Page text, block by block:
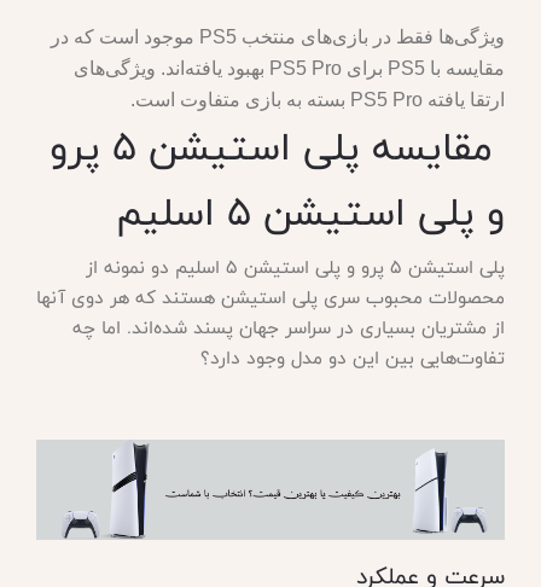
ویژگی‌ها فقط در بازی‌های منتخب PS5 موجود است که در
مقایسه با PS5 برای PS5 Pro بهبود یافته‌اند. ویژگی‌های
ارتقا یافته PS5 Pro بسته به بازی متفاوت است.
مقایسه پلی استیشن 5 پرو
و پلی استیشن 5 اسلیم
پلی استیشن 5 پرو و پلی استیشن 5 اسلیم دو نمونه از
محصولات محبوب سری پلی استیشن هستند که هر دوی آنها
از مشتریان بسیاری در سراسر جهان پسند شده‌اند. اما چه
تفاوت‌هایی بین این دو مدل وجود دارد؟
سرعت و عملکرد